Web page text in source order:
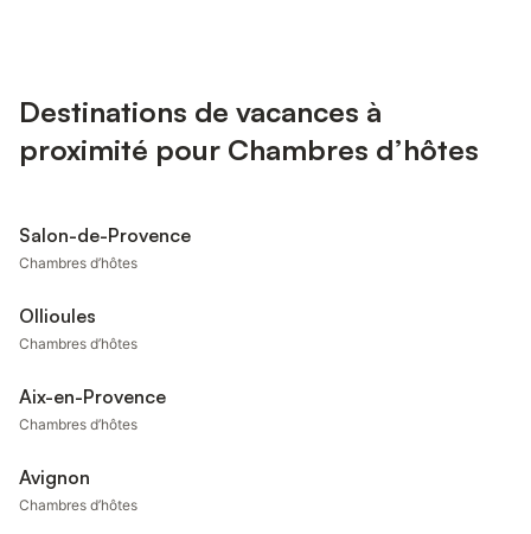
Destinations de vacances à
proximité pour Chambres d’hôtes
Salon-de-Provence
Chambres d’hôtes
Ollioules
Chambres d’hôtes
Aix-en-Provence
Chambres d’hôtes
Avignon
Chambres d’hôtes